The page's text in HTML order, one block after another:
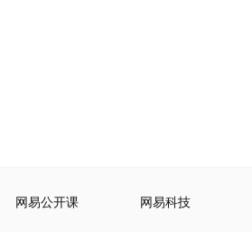
网易公开课 网易科技